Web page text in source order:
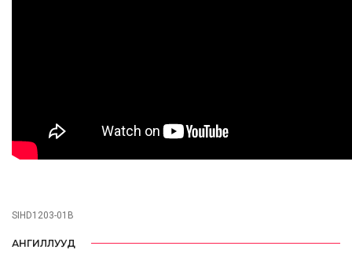
SIHD1203-01B
АНГИЛЛУУД